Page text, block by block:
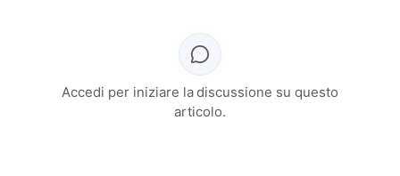
Accedi per iniziare la discussione su questo
articolo.